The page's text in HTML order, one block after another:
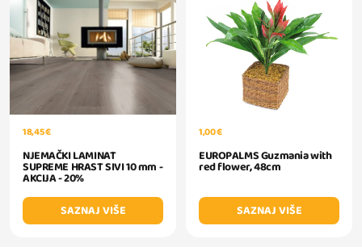
18,45 €
NJEMAČKI LAMINAT
SUPREME HRAST SIVI 10 mm -
AKCIJA - 20%
SAZNAJ VIŠE
1,00 €
EUROPALMS Guzmania with
red flower, 48cm
SAZNAJ VIŠE